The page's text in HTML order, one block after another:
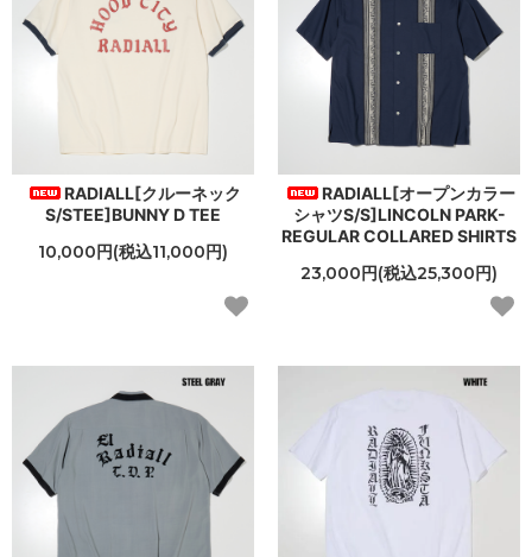
RADIALL[クルーネック
S/STEE]BUNNY D TEE
10,000円(税込11,000円)
RADIALL[オープンカラー
シャツS/S]LINCOLN PARK-
REGULAR COLLARED SHIRTS
23,000円(税込25,300円)